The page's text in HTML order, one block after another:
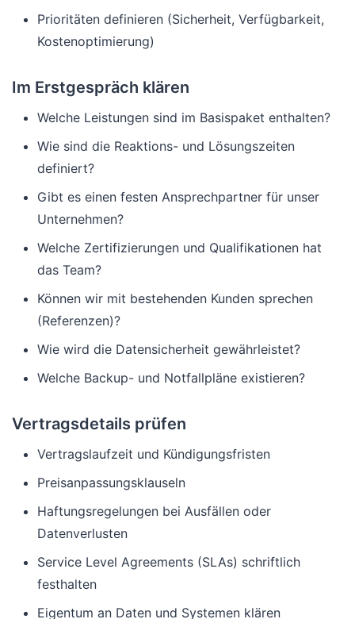
Prioritäten definieren (Sicherheit, Verfügbarkeit,
Kostenoptimierung)
Im Erstgespräch klären
Welche Leistungen sind im Basispaket enthalten?
Wie sind die Reaktions- und Lösungszeiten
definiert?
Gibt es einen festen Ansprechpartner für unser
Unternehmen?
Welche Zertifizierungen und Qualifikationen hat
das Team?
Können wir mit bestehenden Kunden sprechen
(Referenzen)?
Wie wird die Datensicherheit gewährleistet?
Welche Backup- und Notfallpläne existieren?
Vertragsdetails prüfen
Vertragslaufzeit und Kündigungsfristen
Preisanpassungsklauseln
Haftungsregelungen bei Ausfällen oder
Datenverlusten
Service Level Agreements (SLAs) schriftlich
festhalten
Eigentum an Daten und Systemen klären